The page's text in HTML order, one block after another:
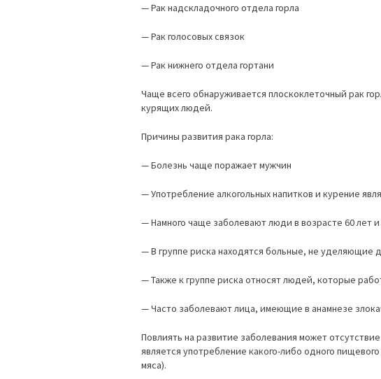
— Рак надскладочного отдела горла
— Рак голосовых связок
— Рак нижнего отдела гортани
Чаще всего обнаруживается плоскоклеточный рак
курящих людей.
Причины развития рака горла:
— Болезнь чаще поражает мужчин
— Употребление алкогольных напитков и курение
— Намного чаще заболевают люди в возрасте 60 лет
— В группе риска находятся больные, не уделяющие
— Также к группе риска относят людей, которые
— Часто заболевают лица, имеющие в анамнезе
Повлиять на развитие заболевания может
является употребление какого-либо одного
мяса).